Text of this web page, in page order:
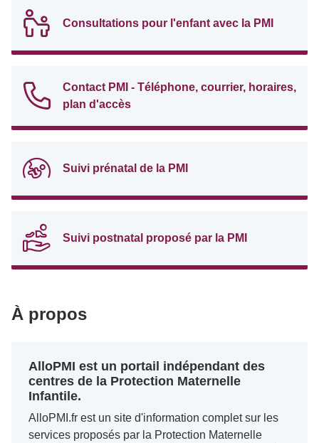
Consultations pour l'enfant avec la PMI
Contact PMI - Téléphone, courrier, horaires,
plan d'accès
Suivi prénatal de la PMI
Suivi postnatal proposé par la PMI
À propos
AlloPMI est un portail indépendant des
centres de la Protection Maternelle
Infantile.
AlloPMI.fr est un site d'information complet sur les
services proposés par la Protection Maternelle